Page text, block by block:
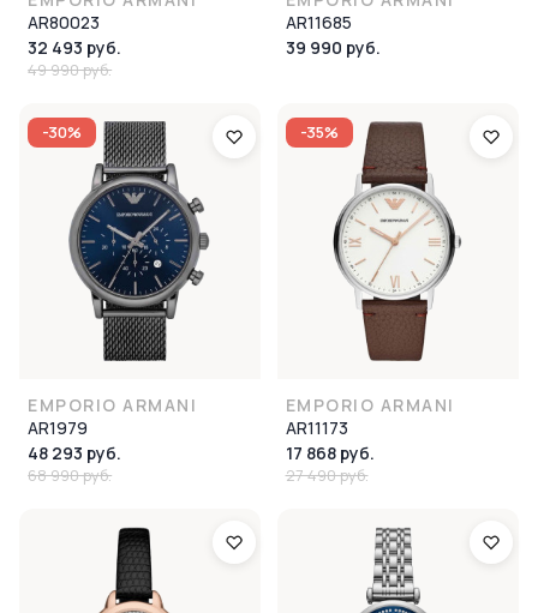
AR80023
32 493 руб.
49 990 руб.
AR11685
39 990 руб.
-30%
EMPORIO ARMANI
AR1979
48 293 руб.
68 990 руб.
-35%
EMPORIO ARMANI
AR11173
17 868 руб.
27 490 руб.